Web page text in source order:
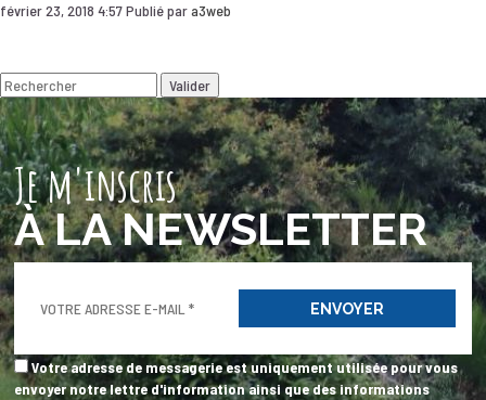
février 23, 2018 4:57Publié para3web
Valider
Votre adresse de messagerie est uniquement utilisée pour vous
envoyer notre lettre d'information ainsi que des informations
Je m'inscris
À LA NEWSLETTER